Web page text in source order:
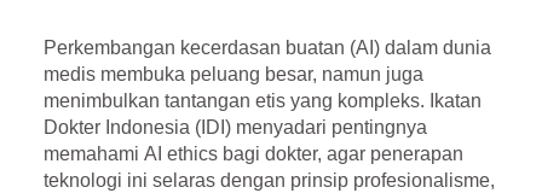
Perkembangan kecerdasan buatan (AI) dalam dunia
medis membuka peluang besar, namun juga
menimbulkan tantangan etis yang kompleks. Ikatan
Dokter Indonesia (IDI) menyadari pentingnya
memahami AI ethicsbagi dokter, agar penerapan
teknologi ini selaras dengan prinsip profesionalisme,